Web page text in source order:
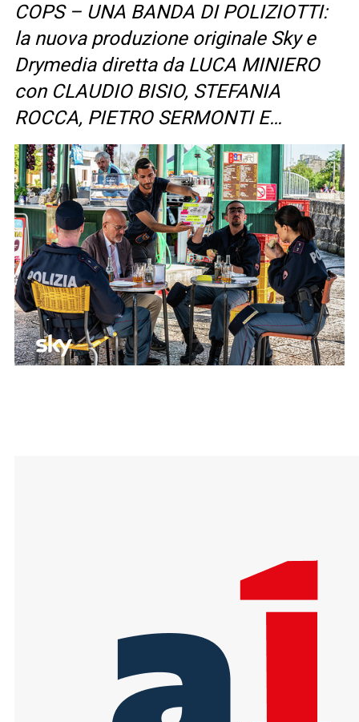
COPS – UNA BANDA DI POLIZIOTTI:
la nuova produzione originale Sky e
Drymedia diretta da LUCA MINIERO
con CLAUDIO BISIO, STEFANIA
ROCCA, PIETRO SERMONTI E…